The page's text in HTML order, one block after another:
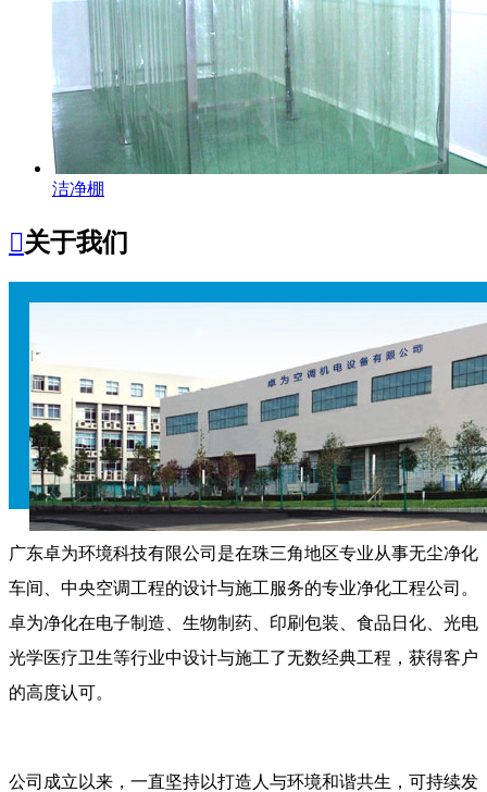
洁净棚
关于我们
广东卓为环境科技有限公司是在珠三角地区专业从事无尘净化
车间、中央空调工程的设计与施工服务的专业净化工程公司。
卓为净化在电子制造、生物制药、印刷包装、食品日化、光电
光学医疗卫生等行业中设计与施工了无数经典工程，获得客户
的高度认可。
公司成立以来，一直坚持以打造人与环境和谐共生，可持续发